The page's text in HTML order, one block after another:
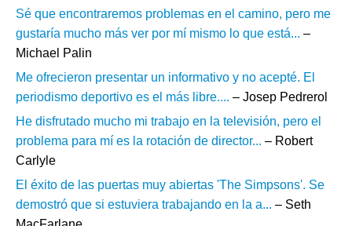
Sé que encontraremos problemas en el camino, pero me
gustaría mucho más ver por mí mismo lo que está... –
Michael Palin
Me ofrecieron presentar un informativo y no acepté. El
periodismo deportivo es el más libre.... – Josep Pedrerol
He disfrutado mucho mi trabajo en la televisión, pero el
problema para mí es la rotación de director... – Robert
Carlyle
El éxito de las puertas muy abiertas 'The Simpsons'. Se
demostró que si estuviera trabajando en la a... – Seth